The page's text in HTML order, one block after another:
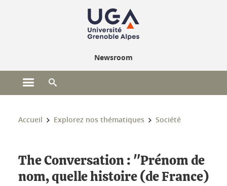
Newsroom
Ouvrir le menu principal
Vous êtes ici :
Accueil Explorez nos thématiques Société
The Conversation : "Prénom de
nom, quelle histoire (de France)